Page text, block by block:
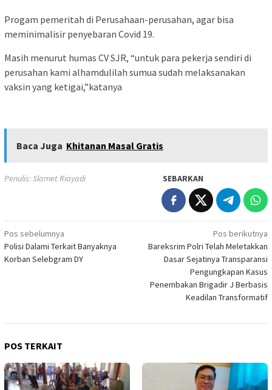
Progam pemeritah di Perusahaan-perusahan, agar bisa
meminimalisir penyebaran Covid 19.
Masih menurut humas CV SJR, “untuk para pekerja sendiri di
perusahan kami alhamdulilah sumua sudah melaksanakan
vaksin yang ketigai,”katanya
Baca Juga Khitanan Masal Gratis
Penulis: Slamet Riayadi SEBARKAN
Navigasi
pos
Pos sebelumnya
Polisi Dalami Terkait Banyaknya
Korban Selebgram DY
Pos berikutnya
Bareksrim Polri Telah Meletakkan
Dasar Sejatinya Transparansi
Pengungkapan Kasus
Penembakan Brigadir J Berbasis
Keadilan Transformatif
POS TERKAIT